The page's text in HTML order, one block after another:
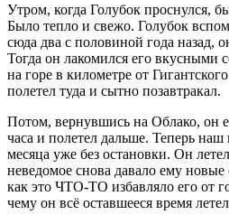
Утром, когда Голубок проснулся,
Было тепло и свежо. Голубок
сюда два с половиной года назад,
Тогда он лакомился его вкусными
на горе в километре от
полетел туда и сытно позавтракал.
Потом, вернувшись на Облако, он
часа и полетел дальше. Теперь наш
месяца уже без остановки. Он
неведомое снова давало ему
как это ЧТО-ТО избавляло его от
чему он всё оставшееся время